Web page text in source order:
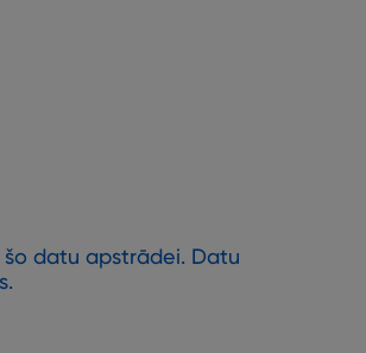
datu apstrādei. Datu